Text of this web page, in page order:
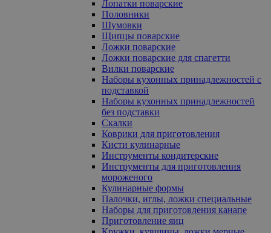
Лопатки поварские
Половники
Шумовки
Щипцы поварские
Ложки поварские
Ложки поварские для спагетти
Вилки поварские
Наборы кухонных принадлежностей с
подставкой
Наборы кухонных принадлежностей
без подставки
Скалки
Коврики для приготовления
Кисти кулинарные
Инструменты кондитерские
Инструменты для приготовления
мороженого
Кулинарные формы
Палочки, иглы, ложки специальные
Наборы для приготовления канапе
Приготовление яиц